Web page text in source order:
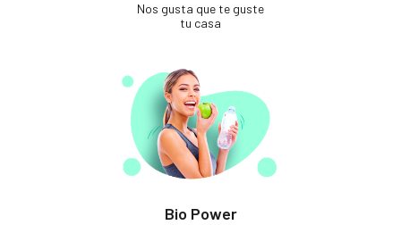
Nos gusta que te guste
tu casa
Bio Power